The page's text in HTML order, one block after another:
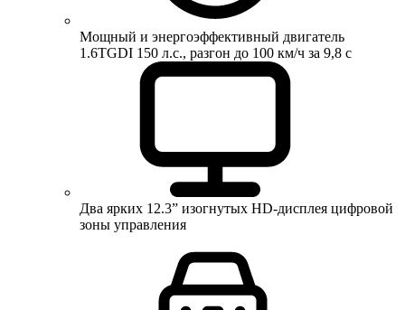
Мощный и энергоэффективный двигатель
1.6TGDI 150 л.с., разгон до 100 км/ч за 9,8 с
Два ярких 12.3” изогнутых HD-дисплея цифровой
зоны управления